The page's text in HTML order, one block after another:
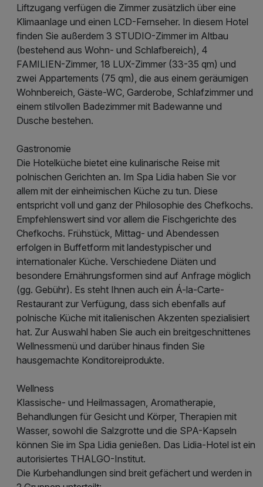
Liftzugang verfügen die Zimmer zusätzlich über eine
Klimaanlage und einen LCD-Fernseher. In diesem Hotel
finden Sie außerdem 3 STUDIO-Zimmer im Altbau
(bestehend aus Wohn- und Schlafbereich), 4
FAMILIEN-Zimmer, 18 LUX-Zimmer (33-35 qm) und
zwei Appartements (75 qm), die aus einem geräumigen
Wohnbereich, Gäste-WC, Garderobe, Schlafzimmer und
einem stilvollen Badezimmer mit Badewanne und
Dusche bestehen.
Gastronomie
Die Hotelküche bietet eine kulinarische Reise mit
polnischen Gerichten an. Im Spa Lidia haben Sie vor
allem mit der einheimischen Küche zu tun. Diese
entspricht voll und ganz der Philosophie des Chefkochs.
Empfehlenswert sind vor allem die Fischgerichte des
Chefkochs. Frühstück, Mittag- und Abendessen
erfolgen in Buffetform mit landestypischer und
internationaler Küche. Verschiedene Diäten und
besondere Ernährungsformen sind auf Anfrage möglich
(gg. Gebühr). Es steht Ihnen auch ein Á-la-Carte-
Restaurant zur Verfügung, dass sich ebenfalls auf
polnische Küche mit italienischen Akzenten spezialisiert
hat. Zur Auswahl haben Sie auch ein breitgeschnittenes
Wellnessmenü und darüber hinaus finden Sie
hausgemachte Konditoreiprodukte.
Wellness
Klassische- und Heilmassagen, Aromatherapie,
Behandlungen für Gesicht und Körper, Therapien mit
Wasser, sowohl die Salzgrotte und die SPA-Kapseln
können Sie im Spa Lidia genießen. Das Lidia-Hotel ist ein
autorisiertes THALGO-Institut.
Die Kurbehandlungen sind breit gefächert und werden in